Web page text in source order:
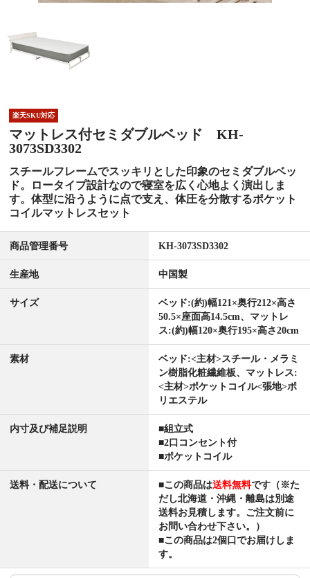
楽天SKU対応
マットレス付セミダブルベッド KH-
3073SD3302
スチールフレームでスッキリとした印象のセミダブルベッ
ド。ロータイプ設計なので寝室を広く心地よく演出しま
す。体型に沿うように点で支え、体圧を分散するポケット
コイルマットレスセット
商品管理番号 KH-3073SD3302
生産地 中国製
サイズ
ベッド:(約)幅121×奥行212×高さ
50.5×座面高14.5cm、マットレ
ス:(約)幅120×奥行195×高さ20cm
素材
ベッド:<主材>スチール・メラミ
ン樹脂化粧繊維板、マットレス:
<主材>ポケットコイル<張地>ポ
リエステル
内寸及び補足説明
■組立式
■2口コンセント付
■ポケットコイル
送料・配送について ■この商品は送料無料です（※た
だし北海道・沖縄・離島は別途
送料お見積します。ご注文前に
お問い合わせ下さい。）
■この商品は2個口でお届けしま
す。